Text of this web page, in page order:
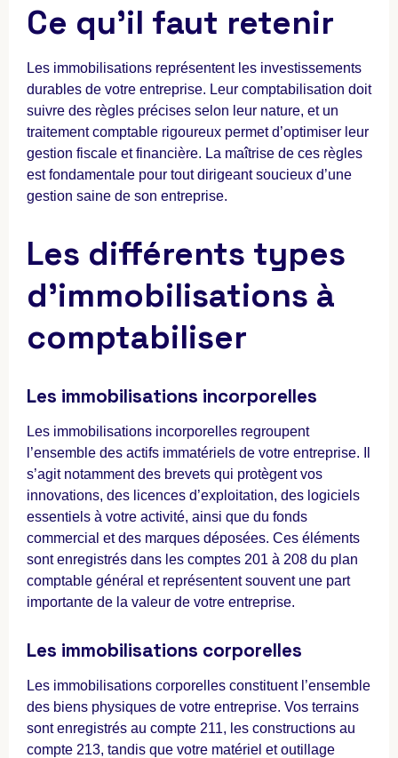
Ce qu’il faut retenir
Les immobilisations représentent les investissements
durables de votre entreprise. Leur comptabilisation doit
suivre des règles précises selon leur nature, et un
traitement comptable rigoureux permet d’optimiser leur
gestion fiscale et financière. La maîtrise de ces règles
est fondamentale pour tout dirigeant soucieux d’une
gestion saine de son entreprise.
Les différents types
d’immobilisations à
comptabiliser
Les immobilisations incorporelles
Les immobilisations incorporelles regroupent
l’ensemble des actifs immatériels de votre entreprise. Il
s’agit notamment des brevets qui protègent vos
innovations, des licences d’exploitation, des logiciels
essentiels à votre activité, ainsi que du fonds
commercial et des marques déposées. Ces éléments
sont enregistrés dans les comptes 201 à 208 du plan
comptable général et représentent souvent une part
importante de la valeur de votre entreprise.
Les immobilisations corporelles
Les immobilisations corporelles constituent l’ensemble
des biens physiques de votre entreprise. Vos terrains
sont enregistrés au compte 211, les constructions au
compte 213, tandis que votre matériel et outillage